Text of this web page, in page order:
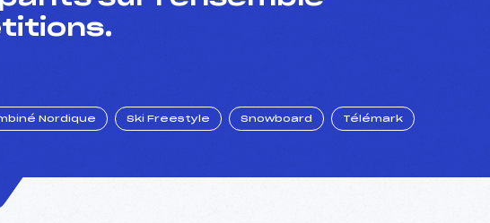
Nordique Ski Freestyle Snowboard Télémark